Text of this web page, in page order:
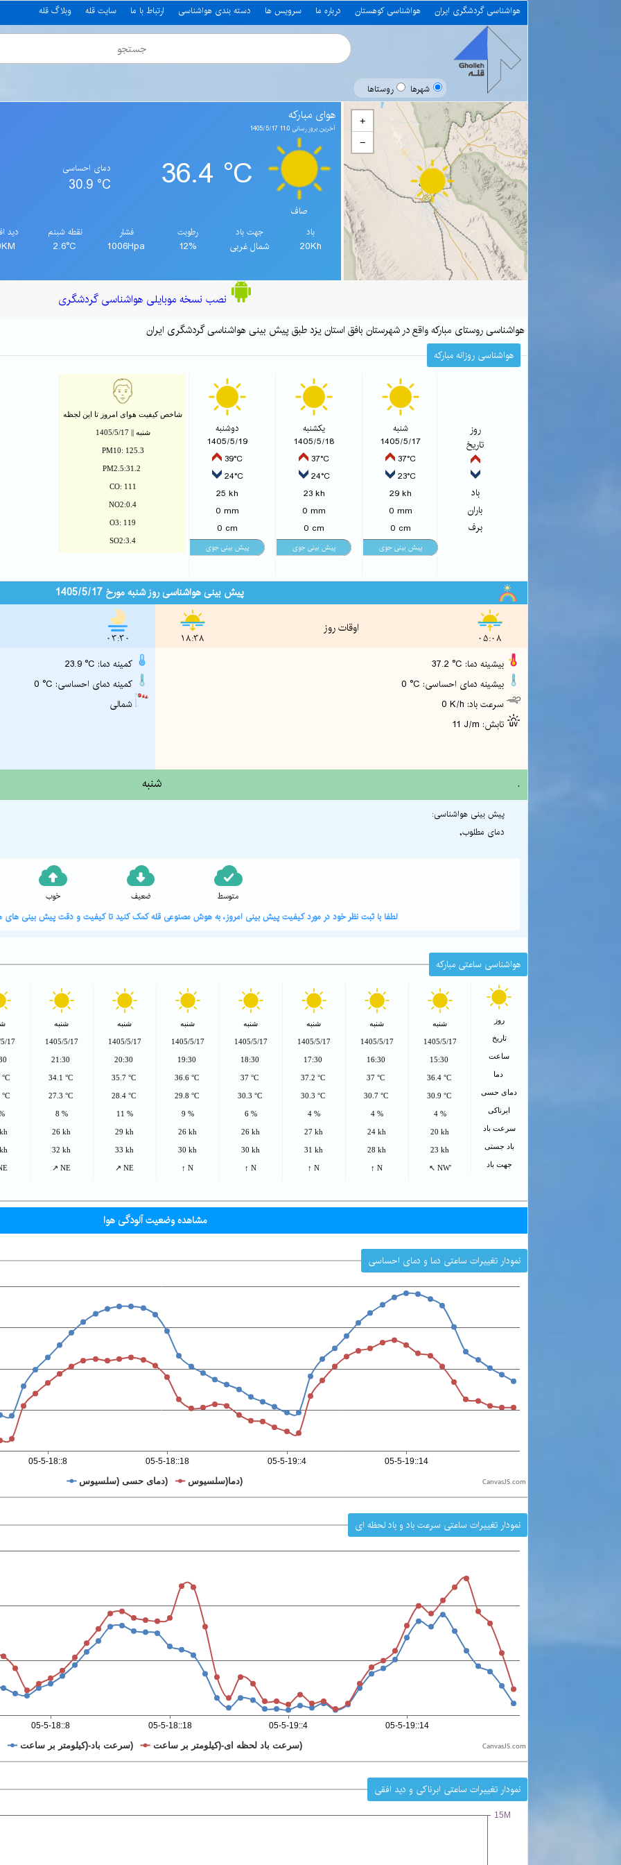
هواشناسی گردشگری ایران هواشناسی کوهستان درباره ما سرویس ها دسته بندی هواشناسی ارتباط با ما سایت قله وبلاگ قله
شهرها روستاها
+
−
هوای مبارکه
آخرین بروز رسانی 11:0 1405/5/17
صاف
36.4 °C دمای احساسی
30.9 °C
باد
20Kh
جهت باد
شمال غربی
رطوبت
12%
فشار
1006Hpa
نقطه شبنم
2.6°C
دید
نصب نسخه موبایلی هواشناسی گردشگری
هواشناسی روستای مبارکه واقع در شهرستان بافق استان یزد طبق پیش بینی هواشناسی گردشگری ایران
هواشناسی روزانه مبارکه
روز
تاریخ
باد
باران
برف
شنبه
1405/5/17
37°C
23°C
29 kh
0 mm
0 cm
یکشنبه
1405/5/18
37°C
24°C
23 kh
0 mm
0 cm
دوشنبه
1405/5/19
39°C
24°C
25 kh
0 mm
0 cm
شاخص کیفیت هوای امروز تا این لجظه
شنبه || 1405/5/17
PM10: 125.3
PM2.5:31.2
CO: 111
NO2:0.4
O3: 119
SO2:3.4
پیش بینی هواشناسی روز شنبه مورخ 1405/5/17
03:30
23.9 °C :کمینه دما
0 °C :کمینه دمای احساسی
شمالی
18:38
اوقات روز
05:08
0 K/h :سرعت باد
شنبه .
پیش بینی هواشناسی:
دمای مطلوب,
خوب ضعیف متوسط
لطفا با ثبت نظر خود در مورد کیفیت پیش بینی امروز، به هوش مصنوعی قله کمک کنید تا کیفیت و دقت پیش بینی های
هواشناسی ساعتی مبارکه
روز
تاریخ
ساعت
دما
دمای حسی
ابرناکی
سرعت باد
باد جستی
جهت باد
شنبه
1405/5/17
15:30
36.4 °C
30.9 °C
4 %
20 kh
23 kh
↖ NW'
شنبه
1405/5/17
16:30
37 °C
30.7 °C
4 %
24 kh
28 kh
↑ N
شنبه
1405/5/17
17:30
37.2 °C
30.3 °C
4 %
27 kh
31 kh
↑ N
شنبه
1405/5/17
18:30
37 °C
30.3 °C
6 %
26 kh
30 kh
↑ N
شنبه
1405/5/17
19:30
36.6 °C
29.8 °C
9 %
26 kh
30 kh
↑ N
شنبه
1405/5/17
20:30
35.7 °C
28.4 °C
11 %
29 kh
33 kh
↗ NE
شنبه
1405/5/17
21:30
34.1 °C
27.3 °C
8 %
26 kh
32 kh
↗ NE
17
مشاهده وضعیت آلودگی هوا
نمودار تغییرات ساعتی دما و دمای احساسی
CanvasJS.com
نمودار تغییرات ساعتی سرعت باد و باد لحظه ای
CanvasJS.com
نمودار تغییرات ساعتی ابرناکی و دید افقی